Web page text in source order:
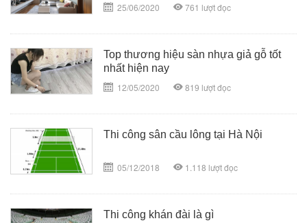
25/06/2020
761 lượt đọc
Top thương hiệu sàn nhựa giả gỗ tốt
nhất hiện nay
12/05/2020
819 lượt đọc
Thi công sân cầu lông tại Hà Nội
05/12/2018 1.118 lượt đọc
Thi công khán đài là gì